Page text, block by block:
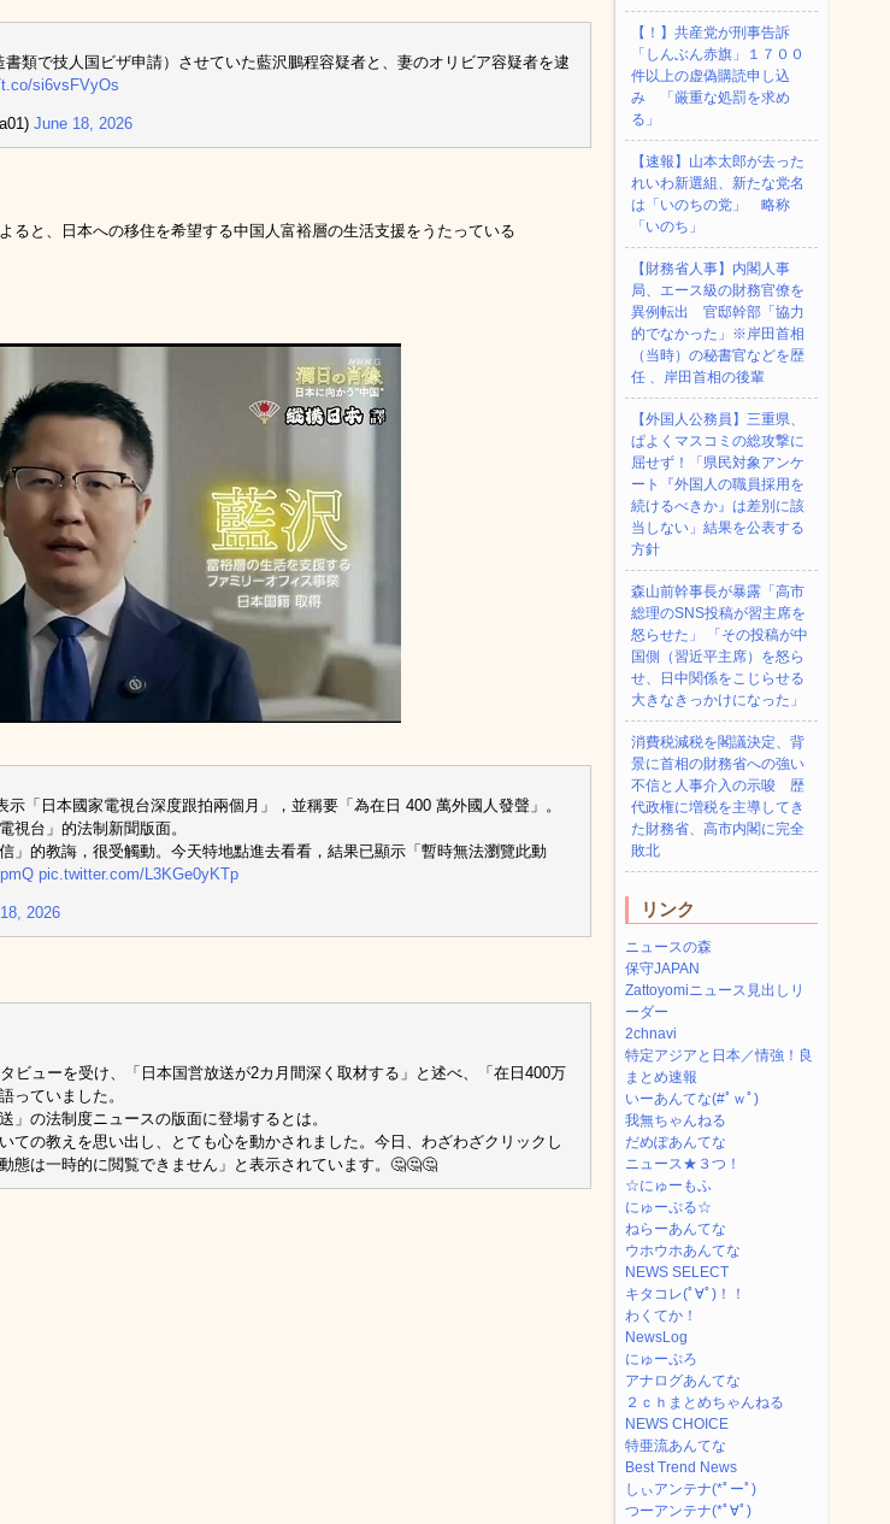
書類で技人国ビザ申請）させていた藍沢鵬程容疑者と、妻のオリビア容疑者を逮
si6vsFVyOs
June 18, 2026
と、日本への移住を希望する中国人富裕層の生活支援をうたっている
「日本國家電視台深度跟拍兩個月」，並稱要「為在日 400 萬外國人發聲」。
視台」的法制新聞版面。
」的教誨，很受觸動。今天特地點進去看看，結果已顯示「暫時無法瀏覽此動
pic.twitter.com/L3KGe0yKTp
2026
ビューを受け、「日本国営放送が2カ月間深く取材する」と述べ、「在日400万
っていました。
」の法制度ニュースの版面に登場するとは。
ての教えを思い出し、とても心を動かされました。今日、わざわざクリックし
態は一時的に閲覧できません」と表示されています。🤔🤔🤔
【！】共産党が刑事告訴
「しんぶん赤旗」１７００
件以上の虚偽購読申し込
み 「厳重な処罰を求め
る」
【速報】山本太郎が去った
れいわ新選組、新たな党名
は「いのちの党」 略称
「いのち」
【財務省人事】内閣人事
局、エース級の財務官僚を
異例転出 官邸幹部「協力
的でなかった」※岸田首相
（当時）の秘書官などを歴
任 、岸田首相の後輩
【外国人公務員】三重県、
ぱよくマスコミの総攻撃に
屈せず！「県民対象アンケ
ート『外国人の職員採用を
続けるべきか』は差別に該
当しない」結果を公表する
方針
森山前幹事長が暴露「高市
総理のSNS投稿が習主席を
怒らせた」 「その投稿が中
国側（習近平主席）を怒ら
せ、日中関係をこじらせる
大きなきっかけになった」
消費税減税を閣議決定、背
景に首相の財務省への強い
不信と人事介入の示唆 歴
代政権に増税を主導してき
た財務省、高市内閣に完全
敗北
リンク
ニュースの森
保守JAPAN
Zattoyomiニュース見出しリ
ーダー
2chnavi
特定アジアと日本／情強！良
まとめ速報
いーあんてな(#ﾟｗﾟ)
我無ちゃんねる
だめぽあんてな
ニュース★３つ！
☆にゅーもふ
にゅーぷる☆
ねらーあんてな
ウホウホあんてな
NEWS SELECT
キタコレ(ﾟ∀ﾟ)！！
わくてか！
NewsLog
にゅーぷろ
アナログあんてな
２ｃｈまとめちゃんねる
NEWS CHOICE
特亜流あんてな
Best Trend News
しぃアンテナ(*ﾟーﾟ)
つーアンテナ(*ﾟ∀ﾟ)